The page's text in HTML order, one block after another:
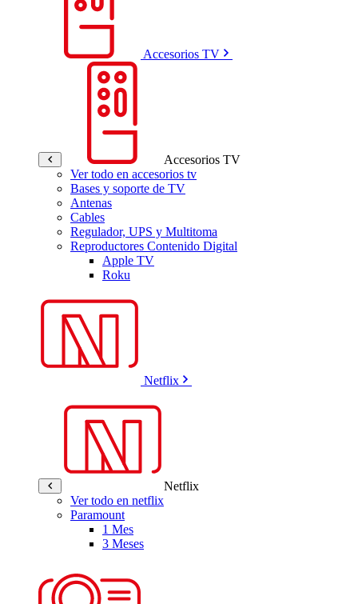
Accesorios TV
Accesorios TV
Ver todo en accesorios tv
Bases y soporte de TV
Antenas
Cables
Regulador, UPS y Multitoma
Reproductores Contenido Digital
Apple TV
Roku
Netflix
Netflix
Ver todo en netflix
Paramount
1 Mes
3 Meses